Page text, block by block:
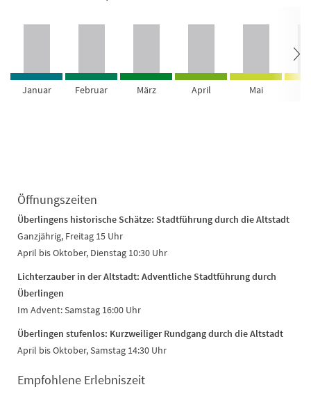
Januar Februar März April Mai
Öffnungszeiten
Überlingens historische Schätze: Stadtführung durch die Altstadt
Ganzjährig, Freitag 15 Uhr
April bis Oktober, Dienstag 10:30 Uhr
Lichterzauber in der Altstadt: Adventliche Stadtführung durch
Überlingen
Im Advent: Samstag 16:00 Uhr
Überlingen stufenlos: Kurzweiliger Rundgang durch die Altstadt
April bis Oktober, Samstag 14:30 Uhr
Empfohlene Erlebniszeit